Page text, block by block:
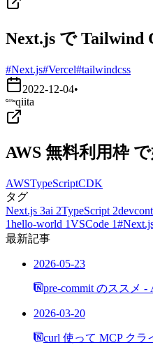
Next.js で Tailwind
#Next.js#Vercel#tailwindcss
2022-12-04•
qiita
AWS 無料利用枠
AWSTypeScriptCDK
タグ
Next.js 3ai 2TypeScript 2
1hello-world 1VSCode 1
最新記事
2026-05-23
pre-commit のススメ
2026-03-20
curl 使って MCP ク